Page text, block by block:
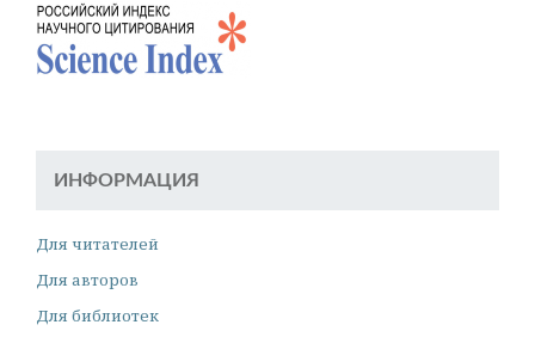
ИНФОРМАЦИЯ
Для читателей
Для авторов
Для библиотек